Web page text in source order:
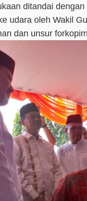
ditandai
udara oleh Wakil
dan unsur